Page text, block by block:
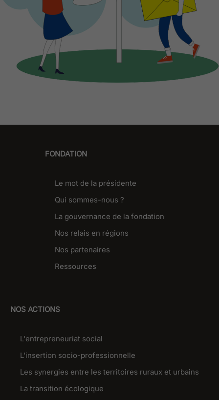
FONDATION
Le mot de la présidente
Qui sommes-nous ?
La gouvernance de la fondation
Nos relais en régions
Nos partenaires
Ressources
NOS ACTIONS
L'entrepreneuriat social
L'insertion socio-professionnelle
Les synergies entre les territoires ruraux et urbains
La transition écologique